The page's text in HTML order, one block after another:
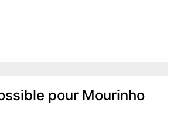
pour Mourinho